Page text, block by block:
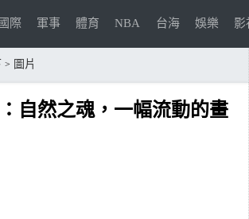
國際 軍事 體育 NBA 台海 娛樂 影
> 圖片
自然之魂，一幅流動的畫